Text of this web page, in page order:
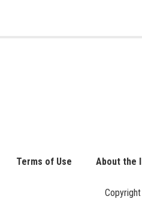
Terms of Use About the